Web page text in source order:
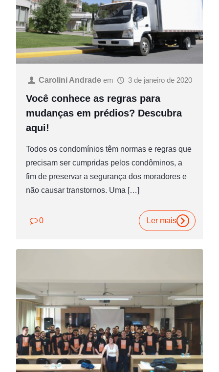
Carolini Andrade em 3 de janeiro de 2020
Você conhece as regras para
mudanças em prédios? Descubra
aqui!
Todos os condomínios têm normas e regras que
precisam ser cumpridas pelos condôminos, a
fim de preservar a segurança dos moradores e
não causar transtornos. Uma […]
0 Ler mais